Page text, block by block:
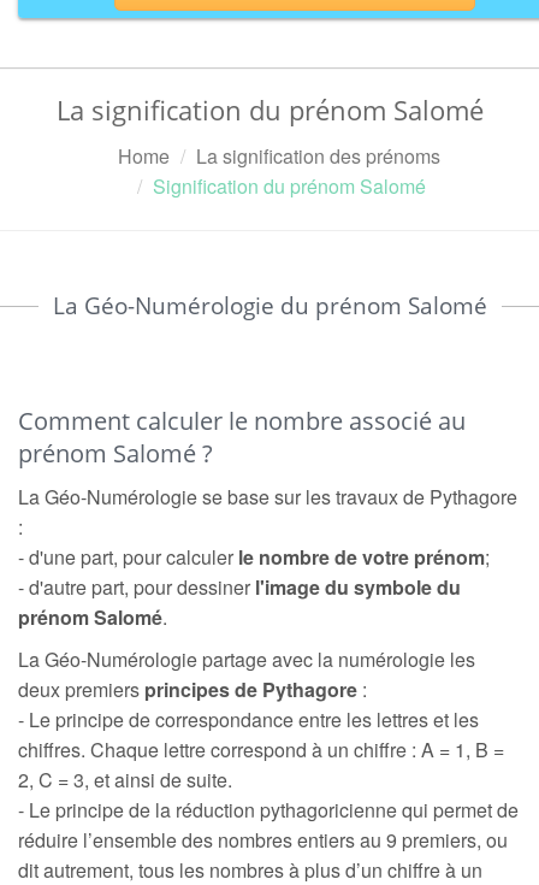
La signification du prénom Salomé
Home
La signification des prénoms
Signification du prénom Salomé
La Géo-Numérologie du prénom Salomé
Comment calculer le nombre associé au
prénom Salomé ?
La Géo-Numérologie se base sur les travaux de Pythagore
:
- d'une part, pour calculer le nombre de votre prénom;
- d'autre part, pour dessiner l'image du symbole du
prénom Salomé.
La Géo-Numérologie partage avec la numérologie les
deux premiers principes de Pythagore :
- Le principe de correspondance entre les lettres et les
chiffres. Chaque lettre correspond à un chiffre : A = 1, B =
2, C = 3, et ainsi de suite.
- Le principe de la réduction pythagoricienne qui permet de
réduire l’ensemble des nombres entiers au 9 premiers, ou
dit autrement, tous les nombres à plus d’un chiffre à un